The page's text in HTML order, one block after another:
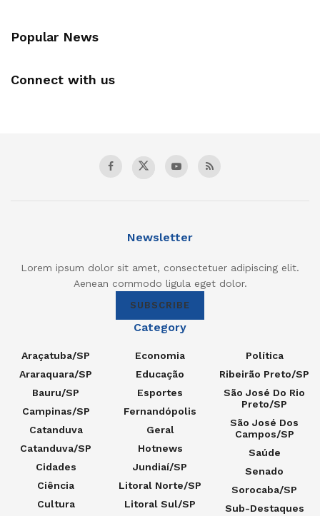
Popular News
Connect with us
Newsletter
Lorem ipsum dolor sit amet, consectetuer adipiscing elit.
Aenean commodo ligula eget dolor.
SUBSCRIBE
Category
Araçatuba/SP
Araraquara/SP
Bauru/SP
Campinas/SP
Catanduva
Catanduva/SP
Cidades
Ciência
Cultura
Economia
Educação
Esportes
Fernandópolis
Geral
Hotnews
Jundiaí/SP
Litoral Norte/SP
Litoral Sul/SP
Política
Ribeirão Preto/SP
São José Do Rio
Preto/SP
São José Dos
Campos/SP
Saúde
Senado
Sorocaba/SP
Sub-Destaques